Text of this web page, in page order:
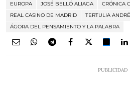
EUROPA JOSÉ BELLÓ ALIAGA
CRÓNICA
REAL CASINO DE MADRID
TERTULIA
ÁGORA DEL PENSAMIENTO Y LA PALABRA